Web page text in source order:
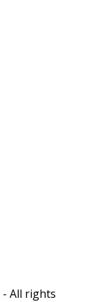
- All rights